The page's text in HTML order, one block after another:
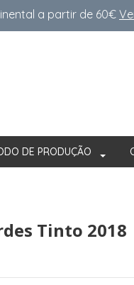
a partir de 60€
DE PRODUÇÃO
Tinto 2018